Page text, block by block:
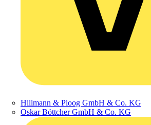
Hillmann & Ploog GmbH & Co. KG
Oskar Böttcher GmbH & Co. KG